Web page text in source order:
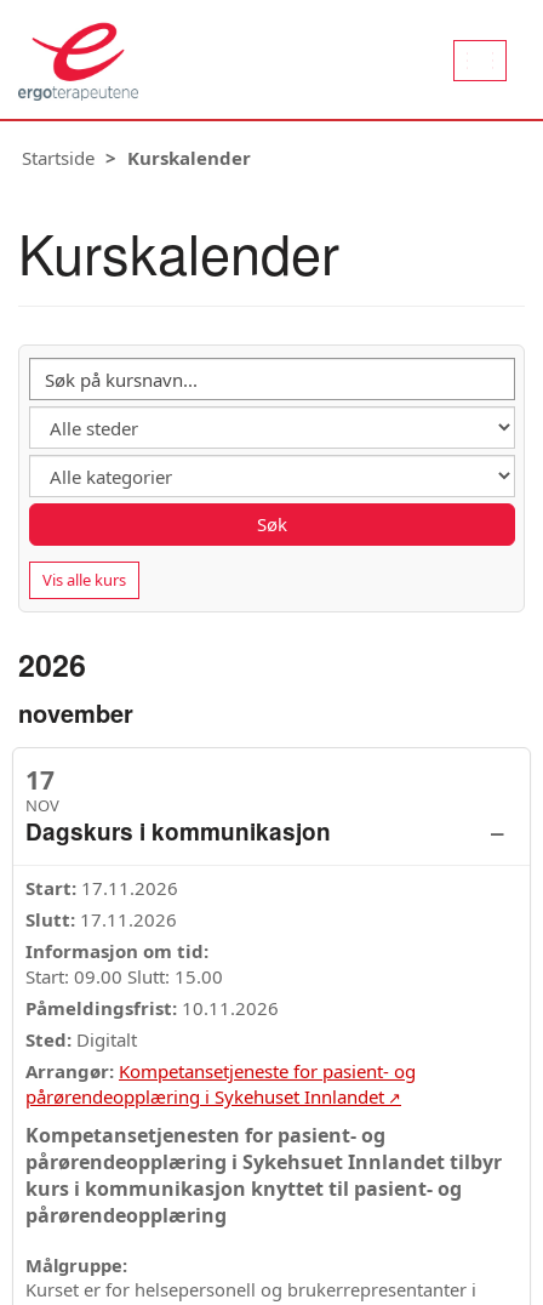
Startside Kurskalender
Kurskalender
Søk
Vis alle kurs
2026
november
17
NOV
Dagskurs i kommunikasjon –
Start: 17.11.2026
Slutt: 17.11.2026
Informasjon om tid:
Start: 09.00 Slutt: 15.00
Påmeldingsfrist: 10.11.2026
Sted: Digitalt
Arrangør: Kompetansetjeneste for pasient- og
pårørendeopplæring i Sykehuset Innlandet
Kompetansetjenesten for pasient- og
pårørendeopplæring i Sykehsuet Innlandet tilbyr
kurs i kommunikasjon knyttet til pasient- og
pårørendeopplæring
Målgruppe:
Kurset er for helsepersonell og brukerrepresentanter i